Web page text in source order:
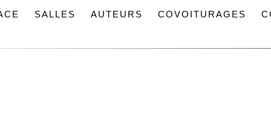
SALLES AUTEURS COVOITURAGES